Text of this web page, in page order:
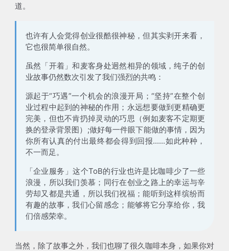
道。
也许有人会觉得创业很酷很神秘，但其实剥开来看，
它也很简单很自然。
虽然「开着」和麦客身处迥然相异的领域，纯子的创
业故事仍然数次引发了我们强烈的共鸣：
源起于“巧遇”一个机会的浪漫开局；“坚持”在整个创
业过程中起到的神秘的作用；永远想要做到更精确更
完美，但也不肯扔掉灵动的巧思（例如麦客不定期更
换的登录背景图）;做好每一件眼下能做的事情，因为
你所有认真的付出最终都会得到回报......如此种种，
不一而足。
「企业服务」这个ToB的行业也许是比咖啡少了一些
浪漫，所以我们羡慕；同行在创业之路上的幸运与辛
劳却又都是共通，所以我们祝福；能听到这样缤纷而
有趣的故事，我们心留感念；能够将它分享给你，我
们倍感荣幸。
当然，除了故事之外，我们也聊了很久咖啡本身，如果你对